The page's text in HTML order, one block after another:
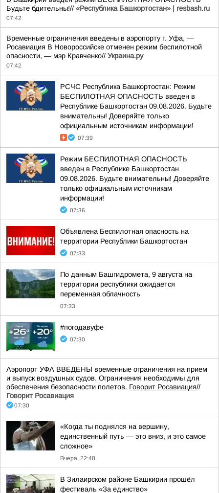
Будьте бдительны!// «Республика Башкортостан» | resbash.ru
07:42
Временные ограничения введены в аэропорту г. Уфа, —
Росавиация В Новороссийске отменен режим беспилотной
опасности, — мэр Кравченко// Украина.ру
07:42
РСЧС Республика Башкортостан: Режим
БЕСПИЛОТНАЯ ОПАСНОСТЬ введен в
Республике Башкортостан 09.08.2026. Будьте
внимательны! Доверяйте только
официальным источникам информации!
07:39
Режим БЕСПИЛОТНАЯ ОПАСНОСТЬ
введен в Республике Башкортостан
09.08.2026. Будьте внимательны! Доверяйте
только официальным источникам
информации!
07:36
Объявлена Беспилотная опасность на
территории Республики Башкортостан
07:33
По данным Башгидромета, 9 августа на
территории республики ожидается
переменная облачность
07:33
#погодавуфе
07:30
Аэропорт УФА ВВЕДЕНЫ временные ограничения на прием
и выпуск воздушных судов. Ограничения необходимы для
обеспечения безопасности полетов. Говорит Росавиация//
Говорит Росавиация
07:30
«Когда ты поднялся на вершину,
единственный путь — это вниз, и это самое
сложное»
Вчера, 22:48
В Зилаирском районе Башкирии прошёл
фестиваль «За единство»